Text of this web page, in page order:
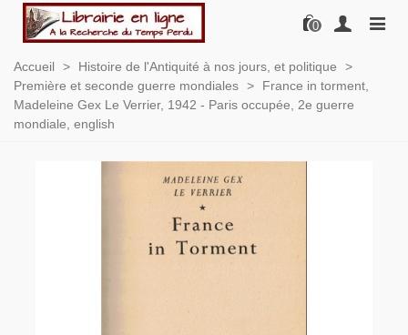
0
Accueil > Histoire de l'Antiquité à nos jours, et politique
>
Première et seconde guerre mondiales >
France in torment,
Madeleine Gex Le Verrier, 1942 - Paris occupée, 2e guerre
mondiale, english